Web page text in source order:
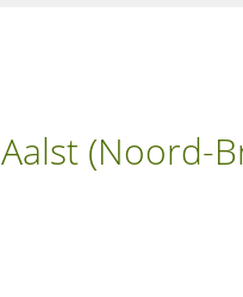
(Noord-